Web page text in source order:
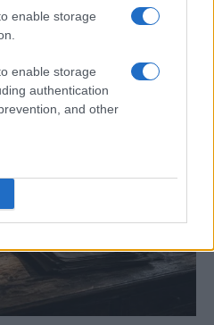
enable storage
enable storage
authentication
and other
de los
MAGA están revisando sus…